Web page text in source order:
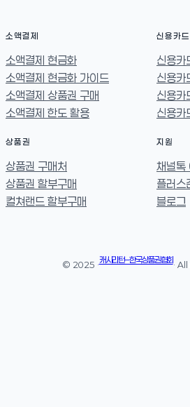
소액결제
소액결제 현금화
소액결제 현금화 가이드
소액결제 상품권 구매
소액결제 한도 활용
신용카드
신용카
신용카
신용카
신용카
상품권
상품권 구매처
상품권 할부구매
컬쳐랜드 할부구매
지원
채널톡
플러스
블로그
© 2025 ·
캐시리턴 – 한국상품권협회
·